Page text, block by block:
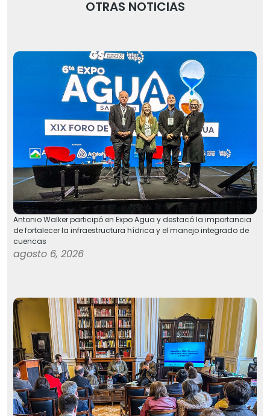
OTRAS NOTICIAS
Antonio Walker participó en Expo Agua y destacó la importancia
de fortalecer la infraestructura hídrica y el manejo integrado de
cuencas
agosto 6, 2026